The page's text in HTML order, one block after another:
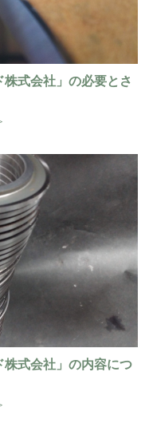
式会社」の必要とさ
式会社」の内容につ